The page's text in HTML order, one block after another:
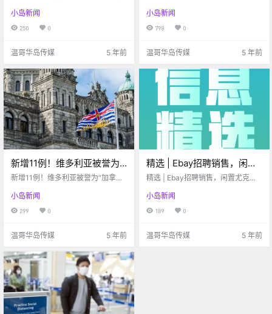
E 本周信息精选 2021.01.24-2021.0
1.31 www.vi-chinese.com 认证一
小岛新闻
250 0
温哥华岛传媒 5 年前
小岛新闻
798 0
温哥华岛传媒 5 年前
新增11例！维多利亚被誉为
“加拿大最慷慨的城市”？！
请！！
新增11例！维多利亚被誉为“加拿大
周即可申请！！
小岛新闻
299 0
温哥华岛传媒 5 年前
精选 | Ebay招聘销售，闲置
尤克里里、Xbox、PS5…
精选 | Ebay招聘销售，闲置尤克里
小岛新闻
189 0
温哥华岛传媒 5 年前